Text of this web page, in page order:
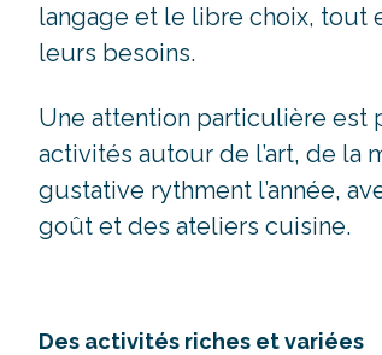
langage et le libre choix, tout
leurs besoins.
Une attention particulière est
activités autour de l’art, de
gustative rythment l’année,
goût et des ateliers cuisine.
Des activités riches et variées